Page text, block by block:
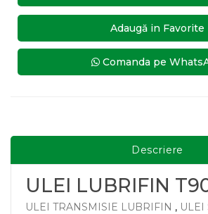
Adaugă in Favorite
Comanda pe
Descriere
ULEI LUBRIFIN
ULEI TRANSMISIE LUBRIFIN , ULEI